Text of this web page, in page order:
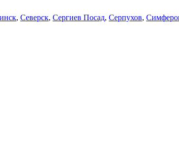
, Северск, Сергиев Посад, Серпухов,